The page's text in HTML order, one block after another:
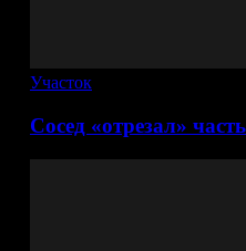
Участок
Сосед «отрезал»